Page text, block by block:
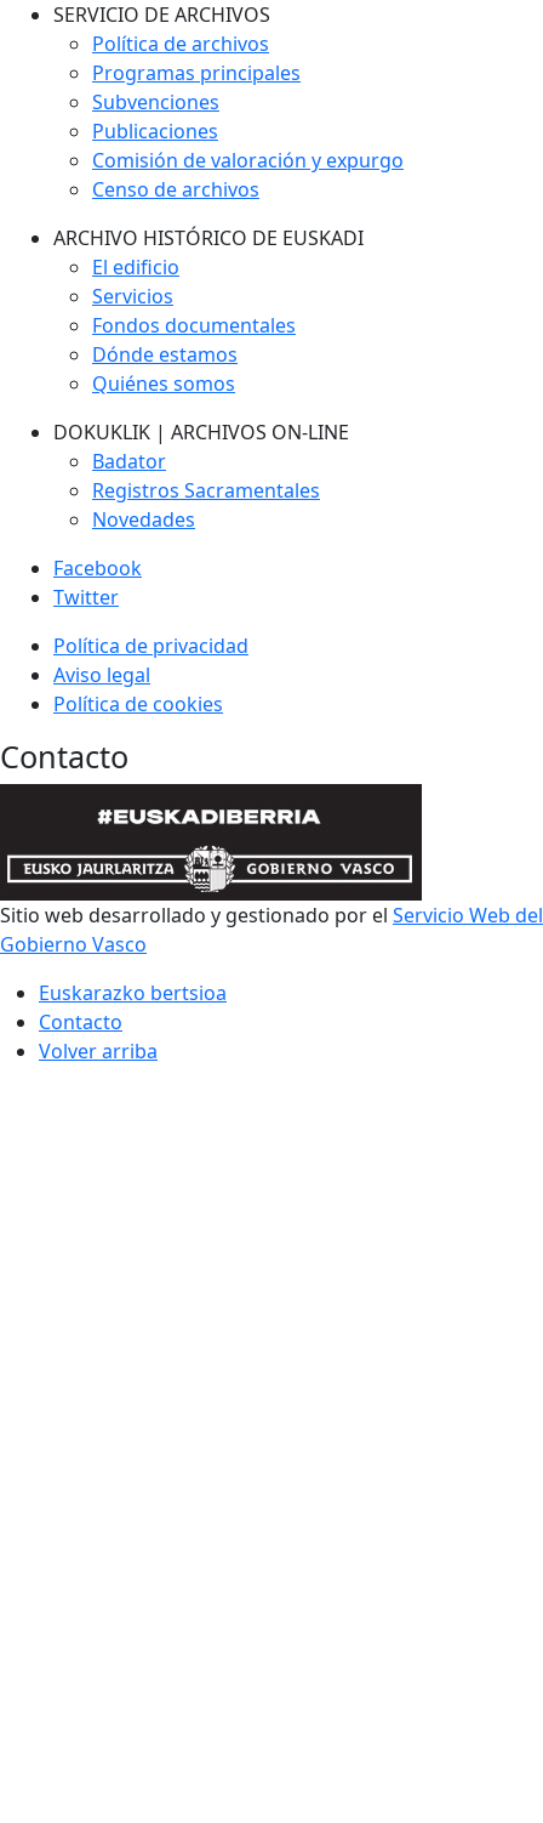
SERVICIO DE ARCHIVOS
Política de archivos
Programas principales
Subvenciones
Publicaciones
Comisión de valoración y expurgo
Censo de archivos
ARCHIVO HISTÓRICO DE EUSKADI
El edificio
Servicios
Fondos documentales
Dónde estamos
Quiénes somos
DOKUKLIK | ARCHIVOS ON-LINE
Badator
Registros Sacramentales
Novedades
Facebook
Twitter
Política de privacidad
Aviso legal
Política de cookies
Contacto
Sitio web desarrollado y gestionado por el Servicio Web del
Gobierno Vasco
Euskarazko bertsioa
Contacto
Volver arriba